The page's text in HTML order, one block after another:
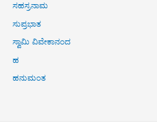
ಸಹಸ್ರನಾಮ
ಸುಪ್ರಭಾತ
ಸ್ವಾಮಿ ವಿವೇಕಾನಂದ
ಹ
ಹನುಮಂತ